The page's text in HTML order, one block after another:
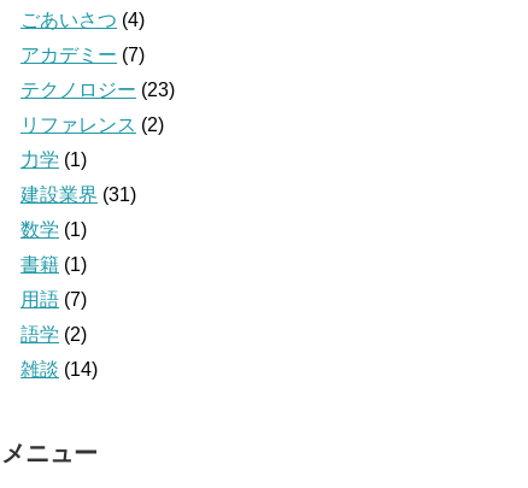
ごあいさつ (4)
アカデミー (7)
テクノロジー (23)
リファレンス (2)
力学 (1)
建設業界 (31)
数学 (1)
書籍 (1)
用語 (7)
語学 (2)
雑談 (14)
メニュー